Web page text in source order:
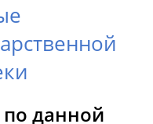
по данной